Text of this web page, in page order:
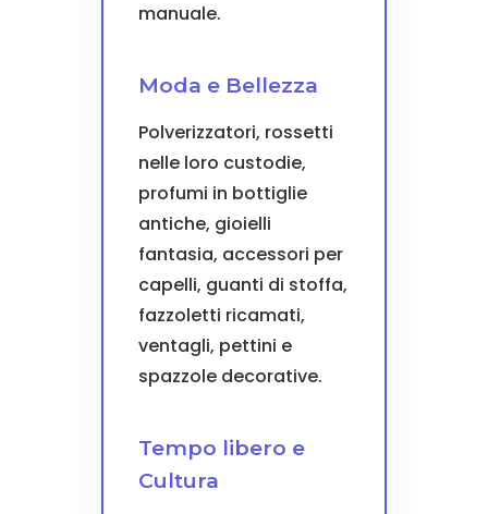
manuale.
Moda e Bellezza
Polverizzatori, rossetti
nelle loro custodie,
profumi in bottiglie
antiche, gioielli
fantasia, accessori per
capelli, guanti di stoffa,
fazzoletti ricamati,
ventagli, pettini e
spazzole decorative.
Tempo libero e
Cultura